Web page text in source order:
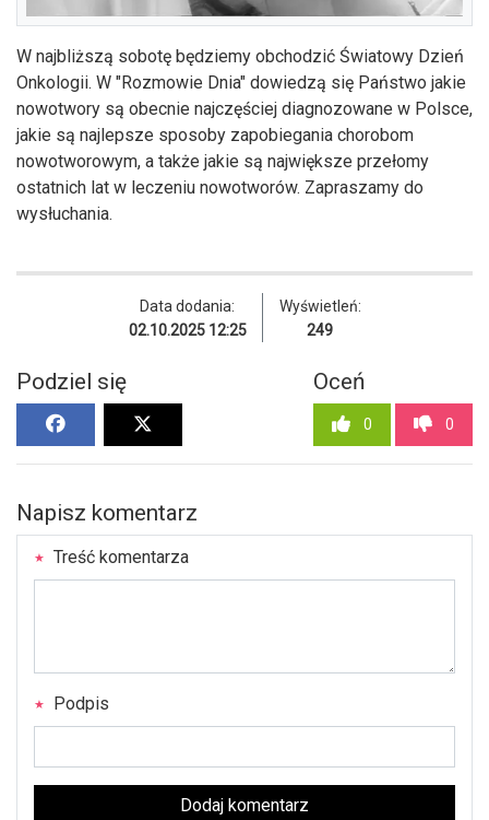
W najbliższą sobotę będziemy obchodzić Światowy Dzień
Onkologii. W "Rozmowie Dnia" dowiedzą się Państwo jakie
nowotwory są obecnie najczęściej diagnozowane w Polsce,
jakie są najlepsze sposoby zapobiegania chorobom
nowotworowym, a także jakie są największe przełomy
ostatnich lat w leczeniu nowotworów. Zapraszamy do
wysłuchania.
Data dodania:
02.10.2025 12:25
Wyświetleń:
249
Podziel się Oceń
0 0
Napisz komentarz
Treść komentarza
Podpis
Dodaj komentarz